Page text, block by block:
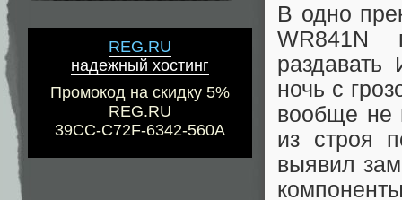
REG.RU
надежный хостинг
Промокод на скидку 5%
REG.RU
39CC-C72F-6342-560A
В одно
WR841N
раздавать
ночь с
вообще не
из строя
выявил